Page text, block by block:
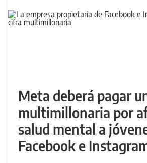
Meta deberá pagar
multimillonaria por
salud mental a
Facebook e